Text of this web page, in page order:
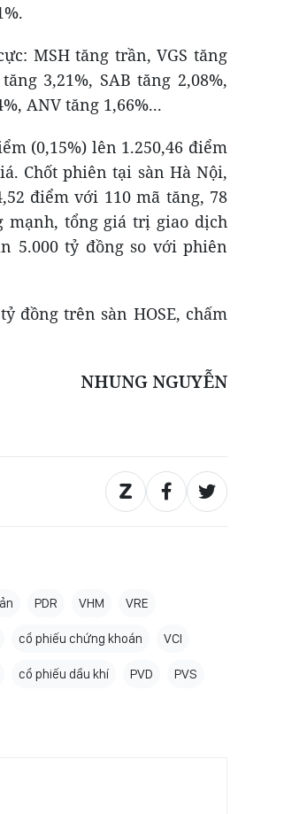
MSH tăng trần, VGS tăng
3,21%, SAB tăng 2,08%,
ANV tăng 1,66%...
(0,15%) lên 1.250,46 điểm
Chốt phiên tại sàn Hà Nội,
điểm với 110 mã tăng, 78
mạnh, tổng giá trị giao dịch
5.000 tỷ đồng so với phiên
đồng trên sàn HOSE, chấm
NHUNG NGUYỄN
PDR VHM VRE
cổ phiếu chứng khoán VCI
cổ phiếu dầu khí PVD PVS